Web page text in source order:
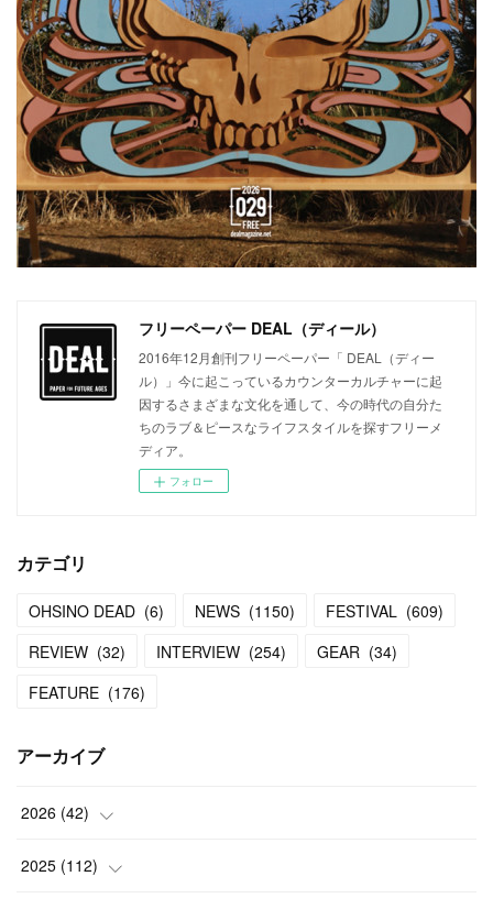
フリーペーパー DEAL（ディール）
2016年12月創刊フリーペーパー「 DEAL（ディー
ル）」今に起こっているカウンターカルチャーに起
因するさまざまな文化を通して、今の時代の自分た
ちのラブ＆ピースなライフスタイルを探すフリーメ
ディア。
フォロー
カテゴリ
OHSINO DEAD (6) NEWS (1150) FESTIVAL (609)
REVIEW (32) INTERVIEW (254) GEAR (34)
FEATURE (176)
アーカイブ
2026 (42)
( 1)
2025 (112)